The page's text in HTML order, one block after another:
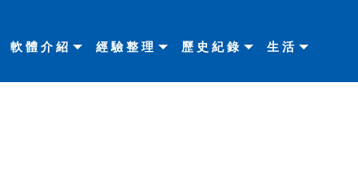
軟體介紹 經驗整理 歷史紀錄 生活